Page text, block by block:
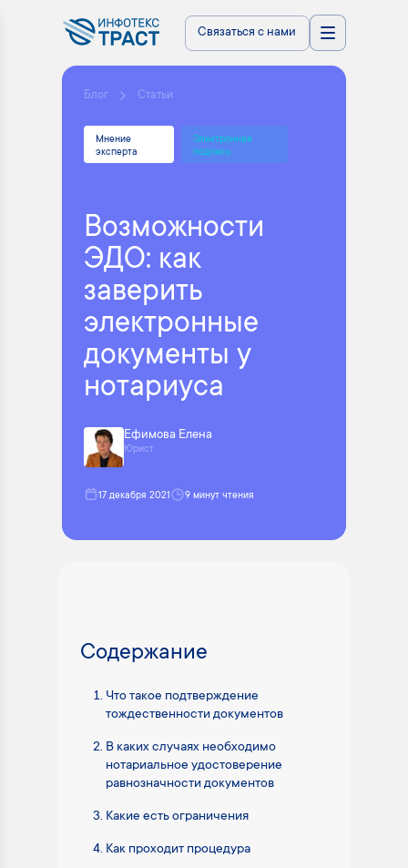
Связаться с нами
Блог Статьи
Мнение
эксперта
Электронная
подпись
Возможности
ЭДО: как
заверить
электронные
документы у
нотариуса
Ефимова Елена
Юрист
17 декабря 2021 9 минут чтения
Содержание
Что такое подтверждение
тождественности документов
В каких случаях необходимо
нотариальное удостоверение
равнозначности документов
Какие есть ограничения
Как проходит процедура